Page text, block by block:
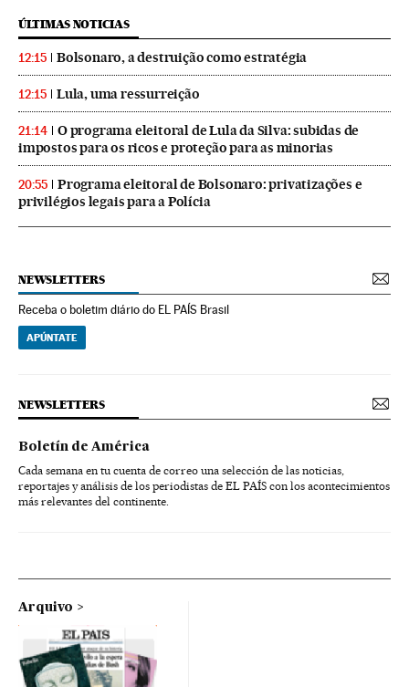
ÚLTIMAS NOTICIAS
12:15 Bolsonaro, a destruição como estratégia
12:15 Lula, uma ressurreição
21:14
O programa eleitoral de Lula da Silva: subidas de
impostos para os ricos e proteção para as minorias
20:55
Programa eleitoral de Bolsonaro: privatizações e
privilégios legais para a Polícia
NEWSLETTERS
Receba o boletim diário do EL PAÍS Brasil
APÚNTATE
NEWSLETTERS
Boletín de América
Cada semana en tu cuenta de correo una selección de las noticias,
reportajes y análisis de los periodistas de EL PAÍS con los acontecimientos
más relevantes del continente.
Arquivo